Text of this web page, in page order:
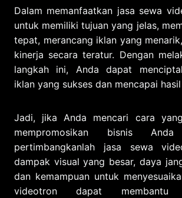
Dalam memanfaatkan jasa sewa
untuk memiliki tujuan yang jelas,
tepat, merancang iklan yang
kinerja secara teratur. Dengan
langkah ini, Anda dapat
iklan yang sukses dan mencapai
Jadi, jika Anda mencari cara
mempromosikan bisnis
pertimbangkanlah jasa sewa
dampak visual yang besar, daya
dan kemampuan untuk
videotron dapat membantu